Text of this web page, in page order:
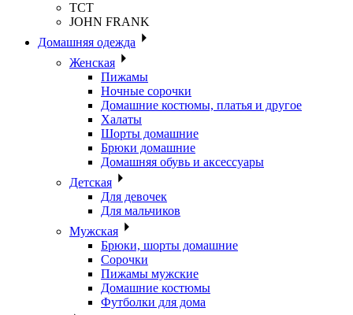
ТСТ
JOHN FRANK
Домашняя одежда
Женская
Пижамы
Ночные сорочки
Домашние костюмы, платья и другое
Халаты
Шорты домашние
Брюки домашние
Домашняя обувь и аксессуары
Детская
Для девочек
Для мальчиков
Мужская
Брюки, шорты домашние
Сорочки
Пижамы мужские
Домашние костюмы
Футболки для дома